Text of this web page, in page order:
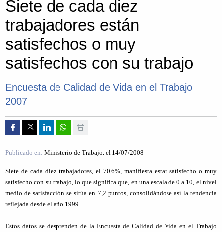
Siete de cada diez
trabajadores están
satisfechos o muy
satisfechos con su trabajo
Encuesta de Calidad de Vida en el Trabajo
2007
Compartir por Facebook
Compartir por Twitter
Compartir por Linkedin
Compartir por whatsapp
Imprimir
Publicado en: Ministerio de Trabajo , el 14/07/2008
Siete de cada diez trabajadores, el 70,6%, manifiesta estar satisfecho o muy
satisfecho con su trabajo, lo que significa que, en una escala de 0 a 10, el nivel
medio de satisfacción se sitúa en 7,2 puntos, consolidándose así la tendencia
reflejada desde el año 1999.
Estos datos se desprenden de la Encuesta de Calidad de Vida en el Trabajo